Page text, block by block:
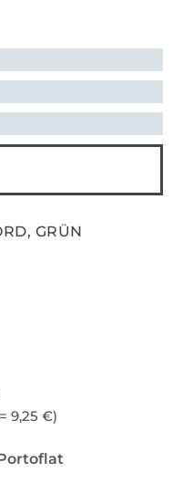
GRÜN
9,25 €)